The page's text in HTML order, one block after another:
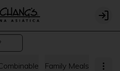
Login
Family Meals